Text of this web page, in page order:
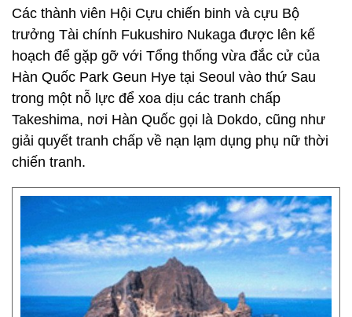
Các thành viên Hội Cựu chiến binh và cựu Bộ
trưởng Tài chính Fukushiro Nukaga được lên kế
hoạch để gặp gỡ với Tổng thống vừa đắc cử của
Hàn Quốc Park Geun Hye tại Seoul vào thứ Sau
trong một nỗ lực để xoa dịu các tranh chấp
Takeshima, nơi Hàn Quốc gọi là Dokdo, cũng như
giải quyết tranh chấp về nạn lạm dụng phụ nữ thời
chiến tranh.